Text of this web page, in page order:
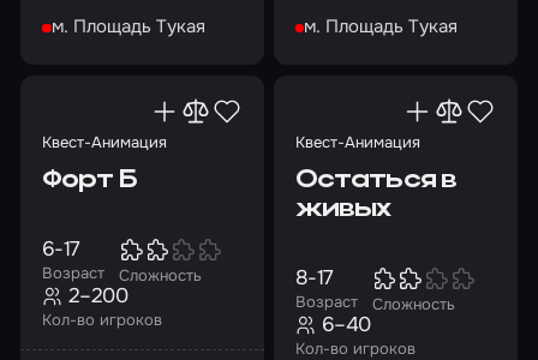
атмосферу детектива
м. Площадь Тукая
помощью заклинания
м. Площадь Тукая
Квест-Анимация
Форт Б
Возраст
6-17
Сложность
Кол-во игроков
2–200
Квест-Анимация
Остаться в
живых
Возраст
8-17
Сложность
Кол-во игроков
6–40